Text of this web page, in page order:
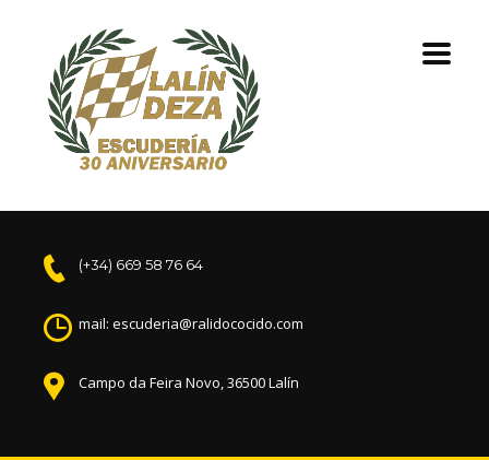
(+34) 669 58 76 64
mail: escuderia@ralidococido.com
Campo da Feira Novo, 36500 Lalín